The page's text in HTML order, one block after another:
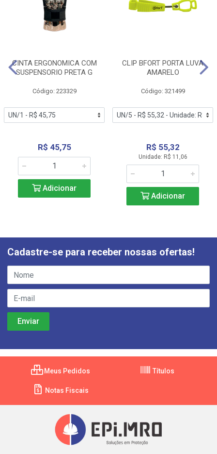
CINTA ERGONOMICA COM
SUSPENSORIO PRETA G
Código: 223329
R$ 45,75
Adicionar
CLIP BFORT PORTA LUVA
AMARELO
Código: 321499
R$ 55,32
Unidade: R$ 11,06
Adicionar
Cadastre-se para receber nossas ofertas!
Meus Pedidos Títulos
Notas Fiscais